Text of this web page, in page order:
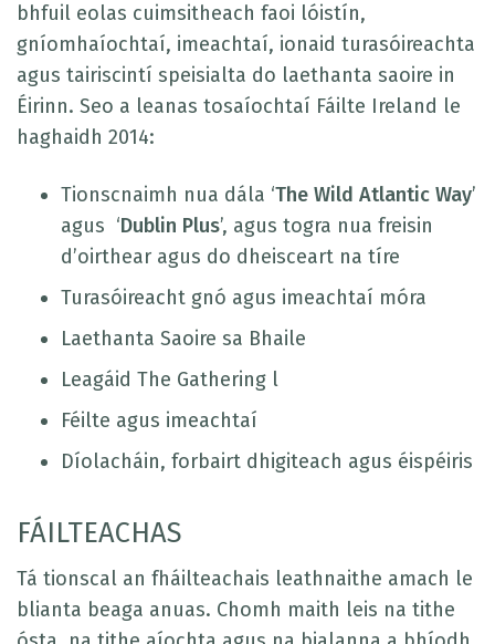
bhfuil eolas cuimsitheach faoi lóistín,
gníomhaíochtaí, imeachtaí, ionaid turasóireachta
agus tairiscintí speisialta do laethanta saoire in
Éirinn. Seo a leanas tosaíochtaí Fáilte Ireland le
haghaidh 2014:
Tionscnaimh nua dála ‘The Wild Atlantic Way’
agus ‘Dublin Plus’, agus togra nua freisin
d’oirthear agus do dheisceart na tíre
Turasóireacht gnó agus imeachtaí móra
Laethanta Saoire sa Bhaile
Leagáid The Gathering l
Féilte agus imeachtaí
Díolacháin, forbairt dhigiteach agus éispéiris
FÁILTEACHAS
Tá tionscal an fháilteachais leathnaithe amach le
blianta beaga anuas. Chomh maith leis na tithe